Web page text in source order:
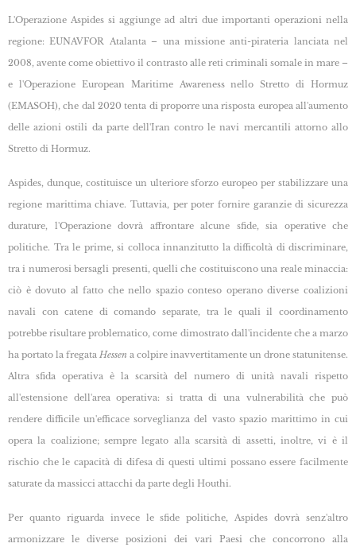
L'Operazione Aspides si aggiunge ad altri due importanti operazioni nella
regione: EUNAVFOR Atalanta – una missione anti-pirateria lanciata nel
2008, avente come obiettivo il contrasto alle reti criminali somale in mare –
e l'Operazione European Maritime Awareness nello Stretto di Hormuz
(EMASOH), che dal 2020 tenta di proporre una risposta europea all'aumento
delle azioni ostili da parte dell'Iran contro le navi mercantili attorno allo
Stretto di Hormuz.
Aspides, dunque, costituisce un ulteriore sforzo europeo per stabilizzare una
regione marittima chiave. Tuttavia, per poter fornire garanzie di sicurezza
durature, l'Operazione dovrà affrontare alcune sfide, sia operative che
politiche. Tra le prime, si colloca innanzitutto la difficoltà di discriminare,
tra i numerosi bersagli presenti, quelli che costituiscono una reale minaccia:
ciò è dovuto al fatto che nello spazio conteso operano diverse coalizioni
navali con catene di comando separate, tra le quali il coordinamento
potrebbe risultare problematico, come dimostrato dall'incidente che a marzo
ha portato la fregata Hessen a colpire inavvertitamente un drone statunitense.
Altra sfida operativa è la scarsità del numero di unità navali rispetto
all'estensione dell'area operativa: si tratta di una vulnerabilità che può
rendere difficile un'efficace sorveglianza del vasto spazio marittimo in cui
opera la coalizione; sempre legato alla scarsità di assetti, inoltre, vi è il
rischio che le capacità di difesa di questi ultimi possano essere facilmente
saturate da massicci attacchi da parte degli Houthi.
Per quanto riguarda invece le sfide politiche, Aspides dovrà senz'altro
armonizzare le diverse posizioni dei vari Paesi che concorrono alla